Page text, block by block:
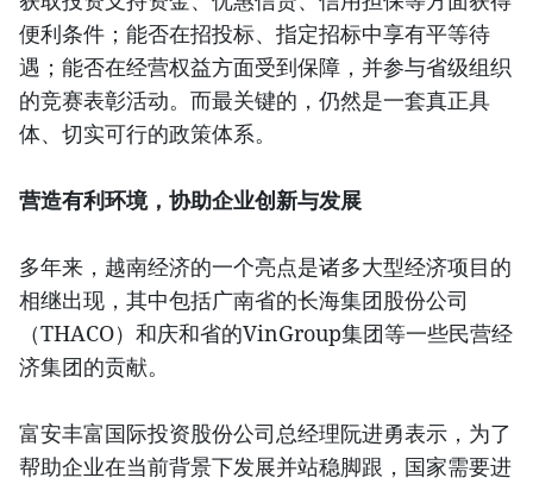
便利条件；能否在招投标、指定招标中享有平等待
遇；能否在经营权益方面受到保障，并参与省级组织
的竞赛表彰活动。而最关键的，仍然是一套真正具
体、切实可行的政策体系。
营造有利环境，协助企业创新与发展
多年来，越南经济的一个亮点是诸多大型经济项目的
相继出现，其中包括广南省的长海集团股份公司
（THACO）和庆和省的VinGroup集团等一些民营经
济集团的贡献。
富安丰富国际投资股份公司总经理阮进勇表示，为了
帮助企业在当前背景下发展并站稳脚跟，国家需要进